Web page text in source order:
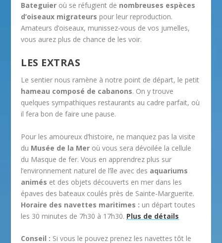
Bateguier où se réfugient de nombreuses espèces
d’oiseaux migrateurs pour leur reproduction.
Amateurs d’oiseaux, munissez-vous de vos jumelles,
vous aurez plus de chance de les voir.
LES EXTRAS
Le sentier nous ramène à notre point de départ, le petit
hameau composé de cabanons. On y trouve
quelques sympathiques restaurants au cadre parfait, où
il fera bon de faire une pause.
Pour les amoureux d’histoire, ne manquez pas la visite
du Musée de la Mer où vous sera dévoilée la cellule
du Masque de fer. Vous en apprendrez plus sur
l’environnement naturel de l’île avec des aquariums
animés et des objets découverts en mer dans les
épaves des bateaux coulés près de Sainte-Marguerite.
Horaire des navettes maritimes : un départ toutes
les 30 minutes de 7h30 à 17h30. Plus de détails
Conseil : Si vous le pouvez prenez les navettes tôt le